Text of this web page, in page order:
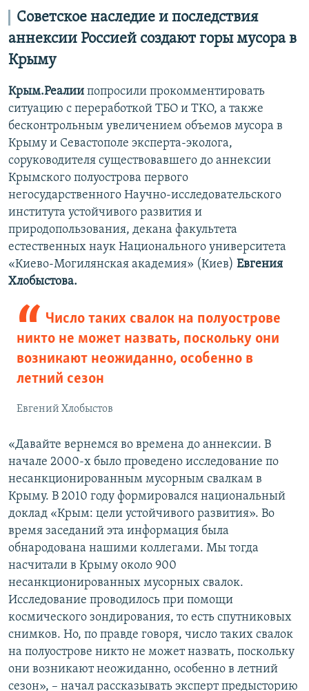
д
ы
д
у
и
й
с
л
а
й
д
д
ю
щ
й
с
л
а
й
д
Советское наследие и последствия
аннексии Россией создают горы мусора в
Крыму
Крым.Реалии попросили прокомментировать
ситуацию с переработкой ТБО и ТКО, а также
бесконтрольным увеличением объемов мусора в
Крыму и Севастополе эксперта-эколога,
соруководителя существовавшего до аннексии
Крымского полуострова первого
негосударственного Научно-исследовательского
института устойчивого развития и
природопользования, декана факультета
естественных наук Национального университета
«Киево-Могилянская академия» (Киев) Евгения
Хлобыстова.
Число таких свалок на полуострове
никто не может назвать, поскольку они
возникают неожиданно, особенно в
летний сезон
Евгений Хлобыстов
«Давайте вернемся во времена до аннексии. В
начале 2000-х было проведено исследование по
несанкционированным мусорным свалкам в
Крыму. В 2010 году формировался национальный
доклад «Крым: цели устойчивого развития». Во
время заседаний эта информация была
обнародована нашими коллегами. Мы тогда
насчитали в Крыму около 900
несанкционированных мусорных свалок.
Исследование проводилось при помощи
космического зондирования, то есть спутниковых
снимков. Но, по правде говоря, число таких свалок
на полуострове никто не может назвать, поскольку
они возникают неожиданно, особенно в летний
сезон», – начал рассказывать эксперт предысторию